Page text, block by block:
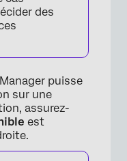
des
puisse
sur une
assurez-
est